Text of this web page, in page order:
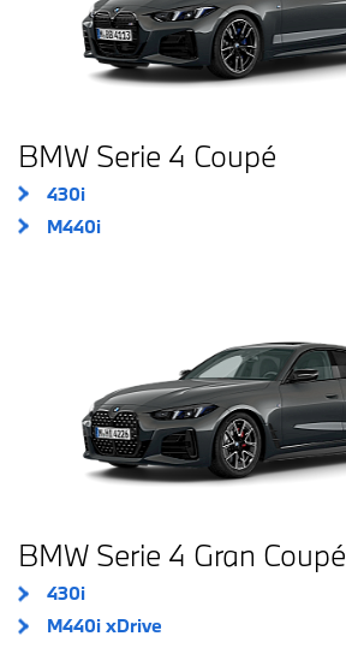
BMW Serie 4 Coupé
430i
M440i
BMW Serie 4 Gran Coupé
430i
M440i xDrive